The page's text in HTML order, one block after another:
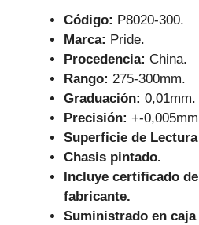
Código: P8020-300.
Marca: Pride.
Procedencia: China.
Rango: 275-300mm.
Graduación: 0,01mm.
Precisión: +-
Superficie de
Chasis pintado.
Incluye certificado
fabricante.
Suministrado en